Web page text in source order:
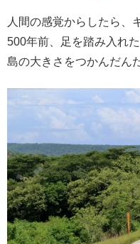
人間の感覚からしたら、
500年前、足を踏み入れ
島の大きさをつかんだん